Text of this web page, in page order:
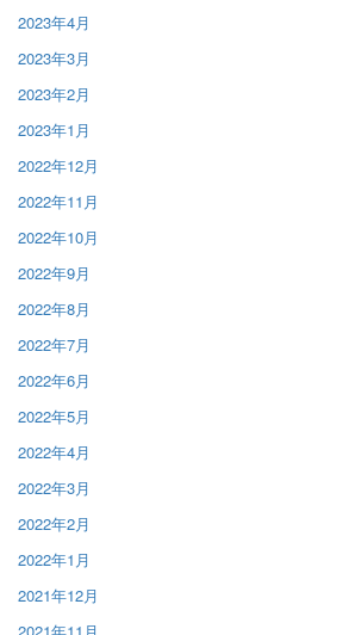
2023年4月
2023年3月
2023年2月
2023年1月
2022年12月
2022年11月
2022年10月
2022年9月
2022年8月
2022年7月
2022年6月
2022年5月
2022年4月
2022年3月
2022年2月
2022年1月
2021年12月